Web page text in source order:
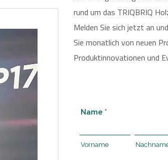
rund um das TRIQBRIQ
Melden Sie sich jetzt an
Sie monatlich von neuen
Produktinnovationen und